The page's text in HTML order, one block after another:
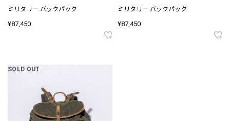
ミリタリー バックパック
¥87,450
ミリタリー バックパック
¥87,450
SOLD OUT